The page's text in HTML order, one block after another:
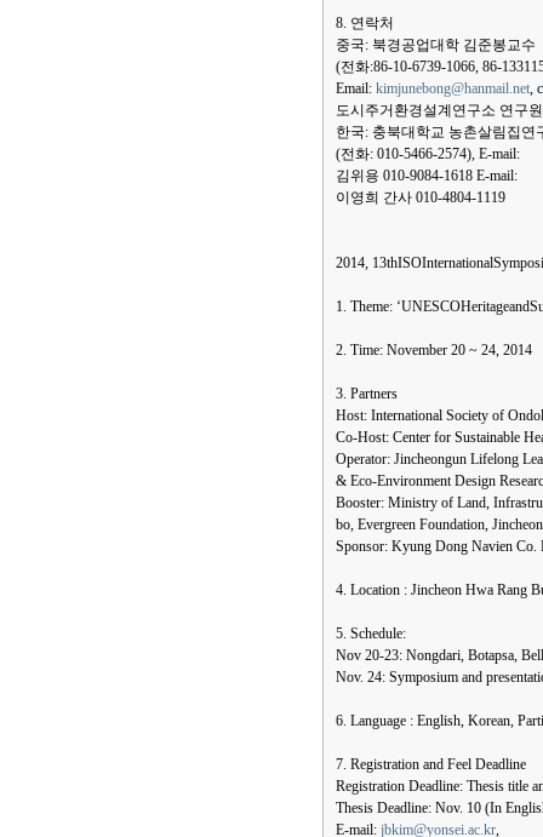
8. 연락처
중국: 북경공업대학 김준봉교수
(전화:86-10-6739-1066, 86-
Email: kimjunebong@hanmail.net,
도시주거환경설계연구소 연구
한국: 충북대학교 농촌살림집연
(전화: 010-5466-2574), E-mail:
김위용 010-9084-1618 E-mail:
이영희 간사 010-4804-1119
2014,
1. Theme:
2. Time: November 20 ~ 24, 2014
3. Partners
Host: International Society of
Co-Host: Center for Sustainable
Operator: Jincheongun Lifelong
& Eco-Environment Design
Booster: Ministry of Land,
bo, Evergreen Foundation,
Sponsor: Kyung Dong Navien
4. Location : Jincheon Hwa Rang
5. Schedule:
Nov 20-23: Nongdari, Botapsa,
Nov. 24: Symposium and
6. Language : English, Korean,
7. Registration and Feel Deadline
Registration Deadline: Thesis title
Thesis Deadline: Nov. 10 (In
E-mail: jbkim@yonsei.ac.kr,